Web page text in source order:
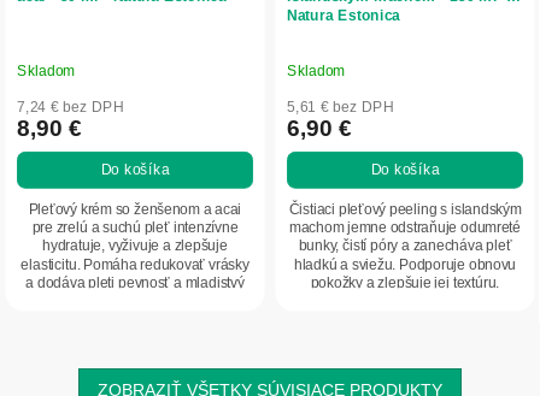
Skladom
7,24 € bez DPH
8,90 €
Do košíka
Pleťový krém so ženšenom a acai
pre zrelú a suchú pleť intenzívne
hydratuje, vyživuje a zlepšuje
elasticitu. Pomáha redukovať vrásky
a dodáva pleti pevnosť a mladistvý
Natura Estonica
Skladom
5,61 € bez DPH
6,90 €
Do košíka
Čistiaci pleťový peeling s islandským
machom jemne odstraňuje odumreté
bunky, čistí póry a zanecháva pleť
hladkú a sviežu. Podporuje obnovu
pokožky a zlepšuje jej textúru.
ZOBRAZIŤ VŠETKY SÚVISIACE PRODUKTY